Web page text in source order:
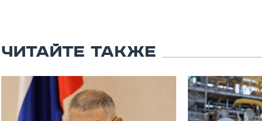
ЧИТАЙТЕ ТАКЖЕ